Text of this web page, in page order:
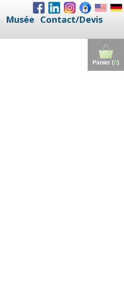
Musée Contact/Devis